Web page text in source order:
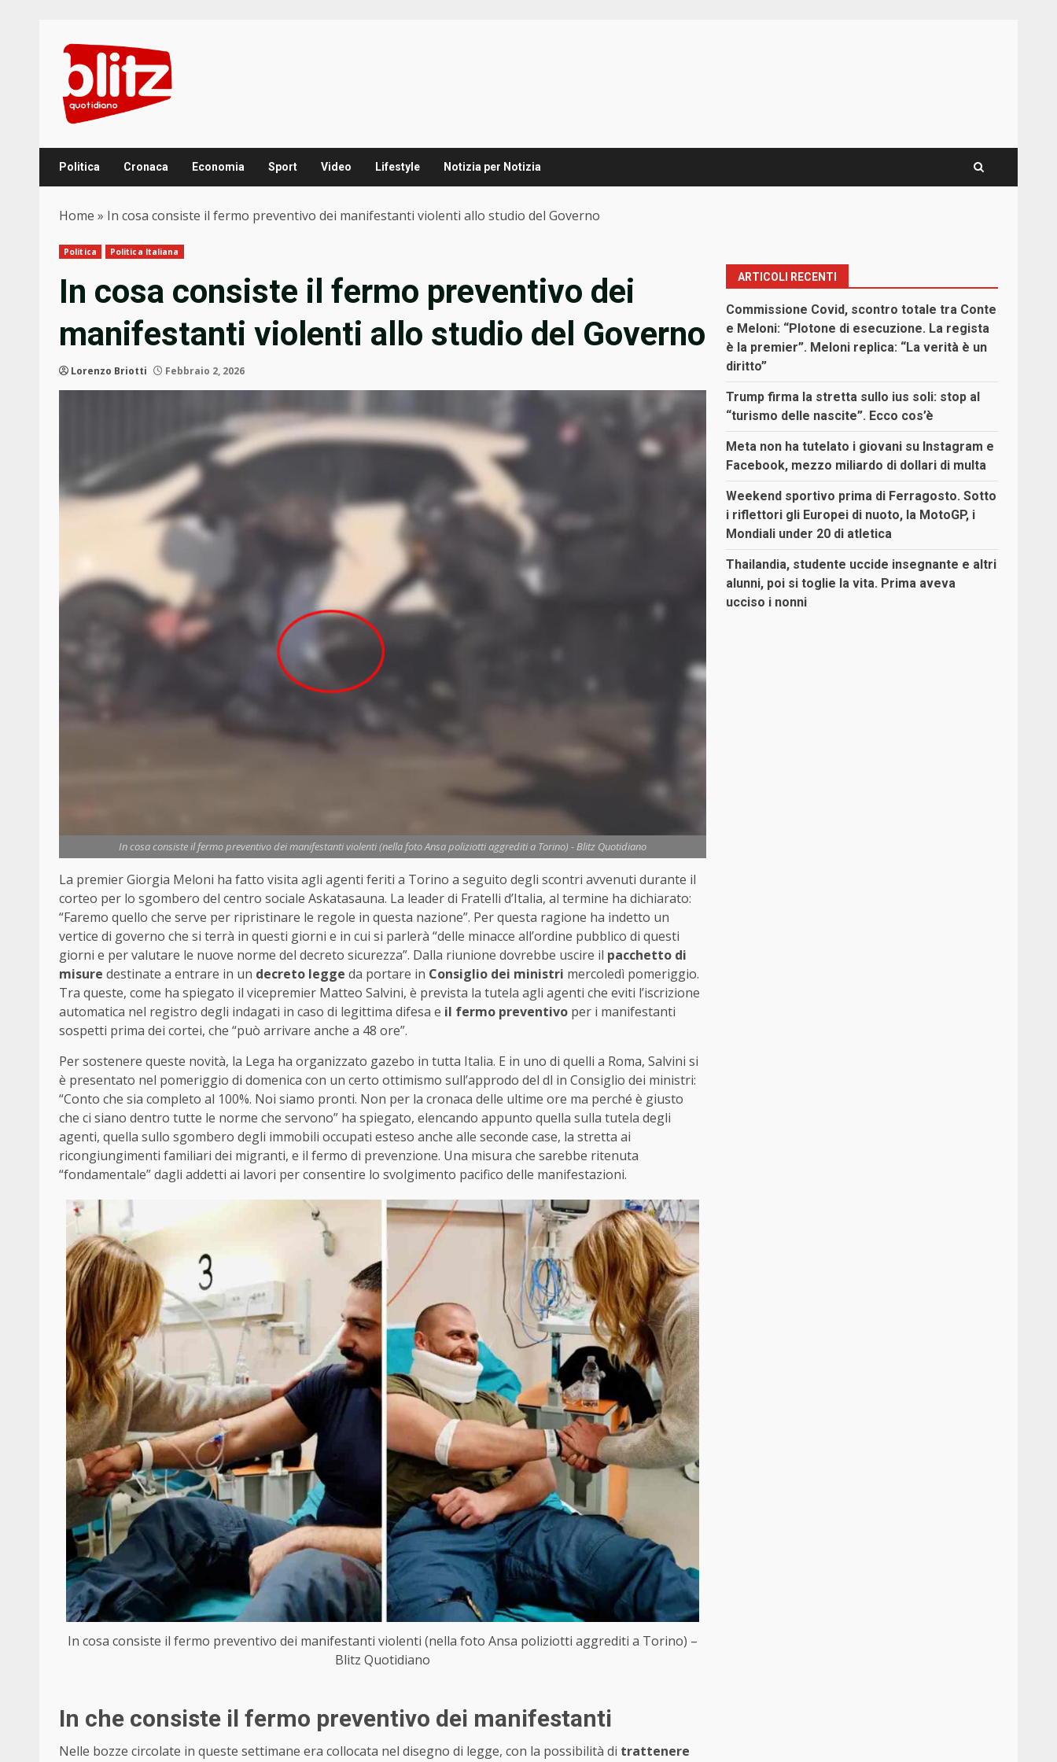
content
Politica Cronaca Economia Sport Video Lifestyle Notizia per Notizia
Home » In cosa consiste il fermo preventivo dei manifestanti violenti allo studio del Governo
Politica Politica Italiana
In cosa consiste il fermo preventivo dei
manifestanti violenti allo studio del Governo
Lorenzo Briotti Febbraio 2, 2026
In cosa consiste il fermo preventivo dei manifestanti violenti (nella foto Ansa poliziotti aggrediti a Torino) - Blitz Quotidiano
La premier Giorgia Meloni ha fatto visita agli agenti feriti a Torino a seguito degli scontri avvenuti durante il
corteo per lo sgombero del centro sociale Askatasauna. La leader di Fratelli d’Italia, al termine ha dichiarato:
“Faremo quello che serve per ripristinare le regole in questa nazione”. Per questa ragione ha indetto un
vertice di governo che si terrà in questi giorni e in cui si parlerà “delle minacce all’ordine pubblico di questi
giorni e per valutare le nuove norme del decreto sicurezza”. Dalla riunione dovrebbe uscire il pacchetto di
misure destinate a entrare in un decreto legge da portare in Consiglio dei ministri mercoledì pomeriggio.
Tra queste, come ha spiegato il vicepremier Matteo Salvini, è prevista la tutela agli agenti che eviti l’iscrizione
automatica nel registro degli indagati in caso di legittima difesa e il fermo preventivo per i manifestanti
sospetti prima dei cortei, che “può arrivare anche a 48 ore”.
Per sostenere queste novità, la Lega ha organizzato gazebo in tutta Italia. E in uno di quelli a Roma, Salvini si
è presentato nel pomeriggio di domenica con un certo ottimismo sull’approdo del dl in Consiglio dei ministri:
“Conto che sia completo al 100%. Noi siamo pronti. Non per la cronaca delle ultime ore ma perché è giusto
che ci siano dentro tutte le norme che servono” ha spiegato, elencando appunto quella sulla tutela degli
agenti, quella sullo sgombero degli immobili occupati esteso anche alle seconde case, la stretta ai
ricongiungimenti familiari dei migranti, e il fermo di prevenzione. Una misura che sarebbe ritenuta
“fondamentale” dagli addetti ai lavori per consentire lo svolgimento pacifico delle manifestazioni.
In cosa consiste il fermo preventivo dei manifestanti violenti (nella foto Ansa poliziotti aggrediti a Torino) –
Blitz Quotidiano
In che consiste il fermo preventivo dei manifestanti
Nelle bozze circolate in queste settimane era collocata nel disegno di legge, con la possibilità di trattenere
ARTICOLI RECENTI
Commissione Covid, scontro totale tra Conte
e Meloni: “Plotone di esecuzione. La regista
è la premier”. Meloni replica: “La verità è un
diritto”
Trump firma la stretta sullo ius soli: stop al
“turismo delle nascite”. Ecco cos’è
Meta non ha tutelato i giovani su Instagram e
Facebook, mezzo miliardo di dollari di multa
Weekend sportivo prima di Ferragosto. Sotto
i riflettori gli Europei di nuoto, la MotoGP, i
Mondiali under 20 di atletica
Thailandia, studente uccide insegnante e altri
alunni, poi si toglie la vita. Prima aveva
ucciso i nonni